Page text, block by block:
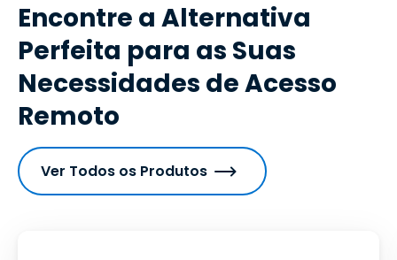
Encontre a Alternativa
Perfeita para as Suas
Necessidades de Acesso
Remoto
Ver Todos os Produtos